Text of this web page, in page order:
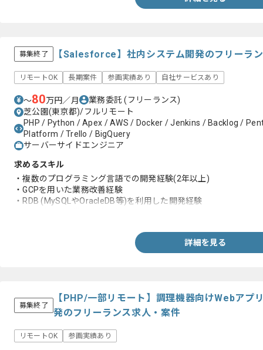
募集終了 【Salesforce】社内システム開発のフリーラ
リモートOK 長期案件 参画実績あり 自社サービスあり
〜80万円／月 業務委託(フリーランス)
芝公園(東京都)/フルリモート
PHP / Python / Apex / AWS / Docker / Jenkins / Backlog /
Platform / Trello / BigQuery
サーバーサイドエンジニア
求めるスキル
・複数のプログラミング言語での開発経験(2年以上)
・GCPを用いた業務改善経験
・RDB (MySQLやOracleDB等)を利用した開発経験
詳細を見る
募集終了
【PHP/一部リモート】調理機器向けWebアプ
発のフリーランス求人・案件
リモートOK 参画実績あり